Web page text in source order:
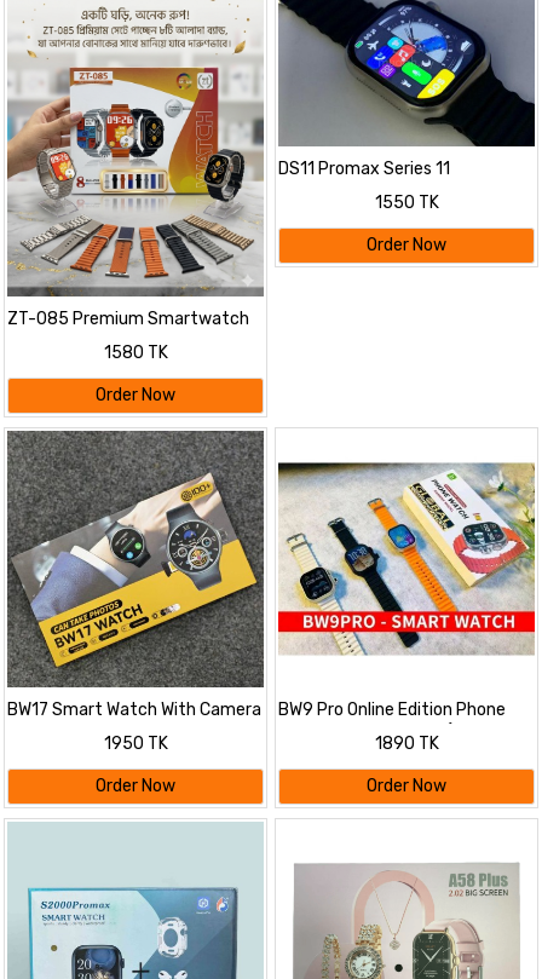
ZT-085 Premium Smartwatch
1580 TK
Order Now
DS11 Promax Series 11
Smartwatch
1550 TK
Order Now
BW17 Smart Watch With Camera
& SIM Card Support
1950 TK
Order Now
BW9 Pro Online Edition Phone
Watch Camera Model ( Sim
1890 TK
Order Now